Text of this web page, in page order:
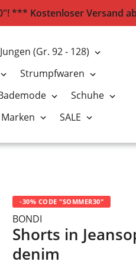
*** Kostenloser Versand
Jungen (Gr. 92 - 128)
Strumpfwaren
Schuhe
SALE
-30% CODE "SOMMER30"
BONDI
Shorts in
denim